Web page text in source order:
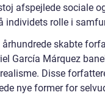
afspejlede sociale
individets rolle i
århundrede skabte
García Márquez
Disse
nye former for